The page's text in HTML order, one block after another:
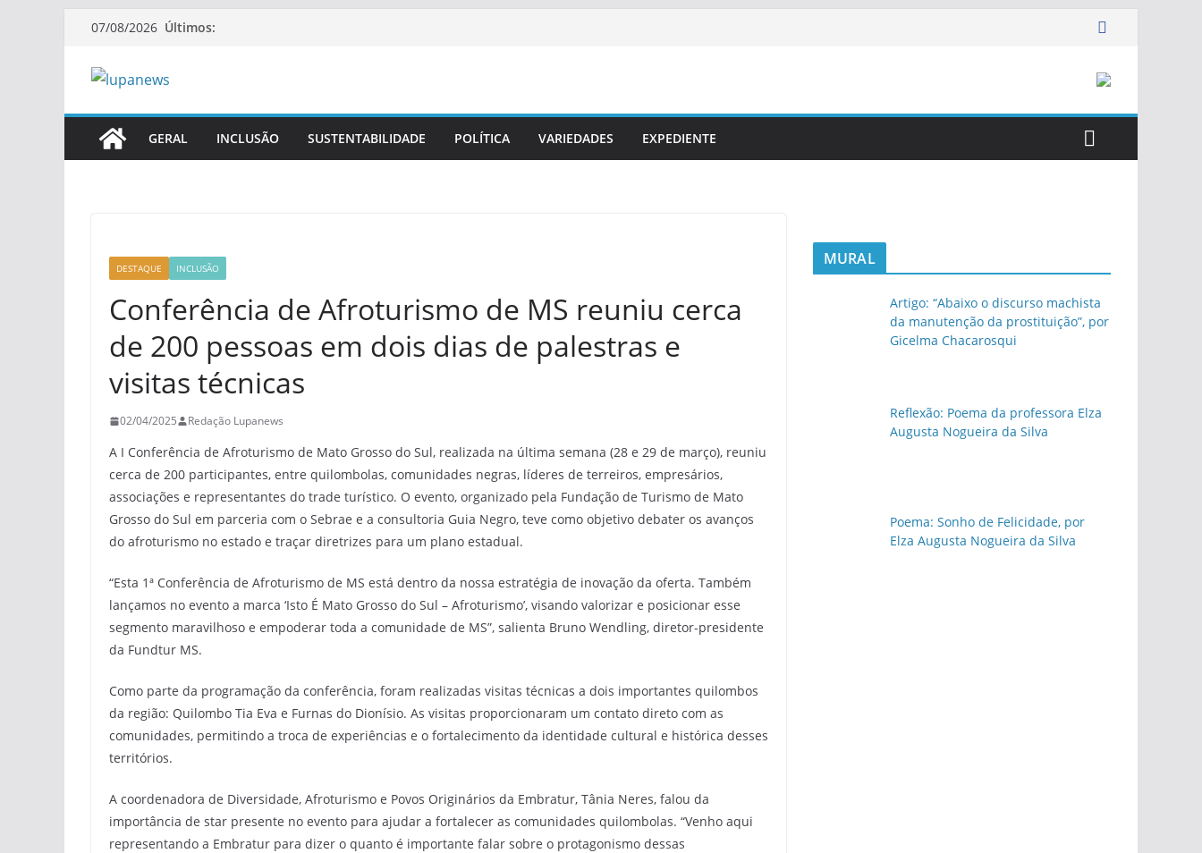
Pular07/08/2026 Últimos:
GERAL INCLUSÃO SUSTENTABILIDADE POLÍTICA VARIEDADES EXPEDIENTE
DESTAQUE INCLUSÃO
Conferência de Afroturismo de MS reuniu cerca
de 200 pessoas em dois dias de palestras e
visitas técnicas
02/04/2025 Redação Lupanews
A I Conferência de Afroturismo de Mato Grosso do Sul, realizada na última semana (28 e 29 de março), reuniu
cerca de 200 participantes, entre quilombolas, comunidades negras, líderes de terreiros, empresários,
associações e representantes do trade turístico. O evento, organizado pela Fundação de Turismo de Mato
Grosso do Sul em parceria com o Sebrae e a consultoria Guia Negro, teve como objetivo debater os avanços
do afroturismo no estado e traçar diretrizes para um plano estadual.
“Esta 1ª Conferência de Afroturismo de MS está dentro da nossa estratégia de inovação da oferta. Também
lançamos no evento a marca ‘Isto É Mato Grosso do Sul – Afroturismo’, visando valorizar e posicionar esse
segmento maravilhoso e empoderar toda a comunidade de MS”, salienta Bruno Wendling, diretor-presidente
da Fundtur MS.
Como parte da programação da conferência, foram realizadas visitas técnicas a dois importantes quilombos
da região: Quilombo Tia Eva e Furnas do Dionísio. As visitas proporcionaram um contato direto com as
comunidades, permitindo a troca de experiências e o fortalecimento da identidade cultural e histórica desses
territórios.
A coordenadora de Diversidade, Afroturismo e Povos Originários da Embratur, Tânia Neres, falou da
importância de star presente no evento para ajudar a fortalecer as comunidades quilombolas. “Venho aqui
representando a Embratur para dizer o quanto é importante falar sobre o protagonismo dessas
MURAL
Artigo: “Abaixo o discurso machista
da manutenção da prostituição”, por
Gicelma Chacarosqui
Reflexão: Poema da professora Elza
Augusta Nogueira da Silva
Poema: Sonho de Felicidade, por
Elza Augusta Nogueira da Silva